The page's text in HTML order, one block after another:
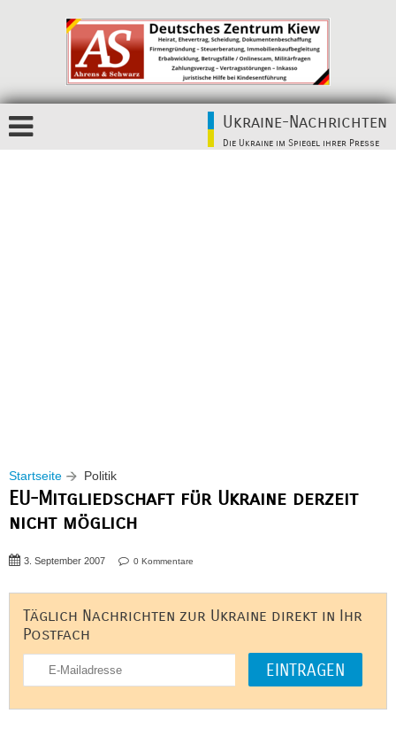
Ukraine-Nachrichten
Die Ukraine im Spiegel ihrer Presse
Startseite Politik
EU-Mitgliedschaft für Ukraine derzeit
nicht möglich
3. September 2007 0 Kommentare
Täglich Nachrichten zur Ukraine direkt in Ihr
Postfach